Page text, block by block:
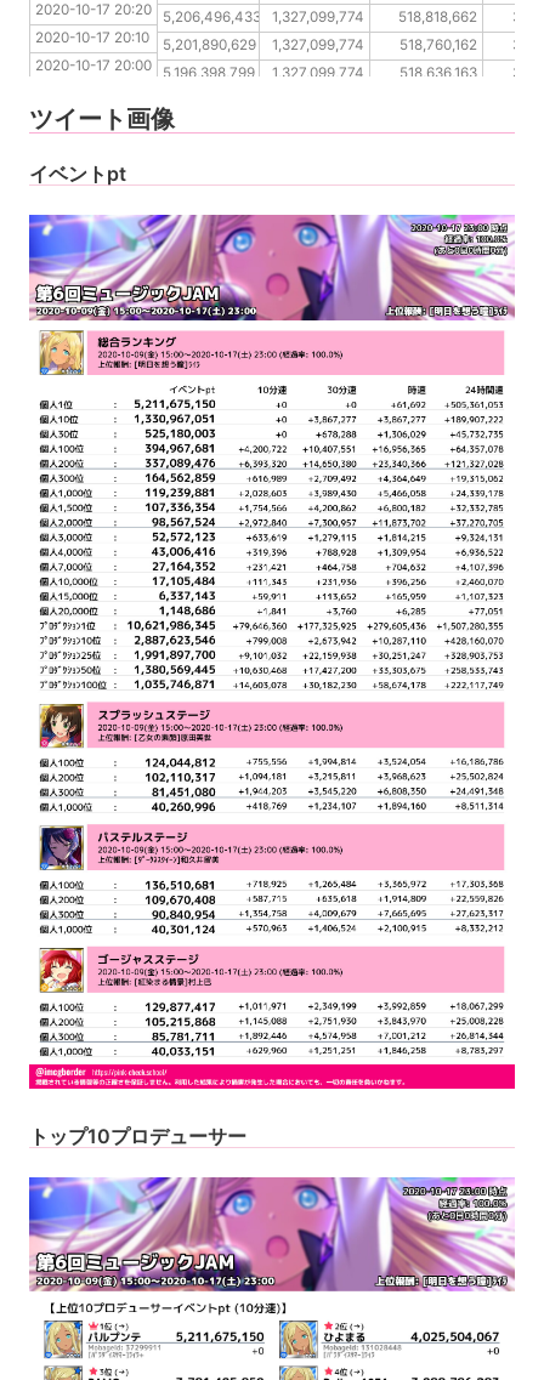
2020-10-17 20:00
5,206,496,433 1,327,099,774 518,818,662
2020-10-17 19:50
5,201,890,629 1,327,099,774 518,760,162
2020-10-17 19:40
5,196,398,799 1,327,099,774 518,636,163
2020-10-17 20:20
2020-10-17 20:10
2020-10-17 20:00
2020-10-17 19:40
ツイート画像
イベントpt
トップ10プロデューサー